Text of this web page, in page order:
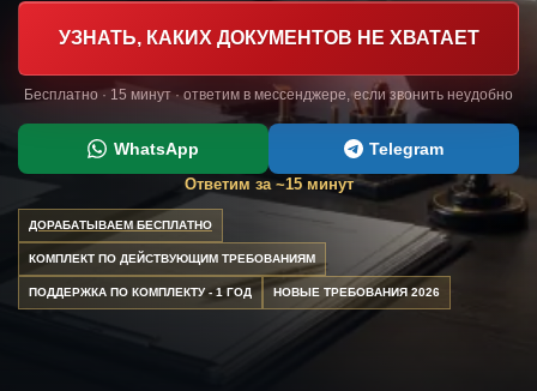
УЗНАТЬ, КАКИХ ДОКУМЕНТОВ НЕ ХВАТАЕТ
Бесплатно · 15 минут · ответим в мессенджере, если звонить неудобно
WhatsApp Telegram
Ответим за ~15 минут
ДОРАБАТЫВАЕМ БЕСПЛАТНО
КОМПЛЕКТ ПО ДЕЙСТВУЮЩИМ ТРЕБОВАНИЯМ
ПОДДЕРЖКА ПО КОМПЛЕКТУ - 1 ГОД НОВЫЕ ТРЕБОВАНИЯ 2026